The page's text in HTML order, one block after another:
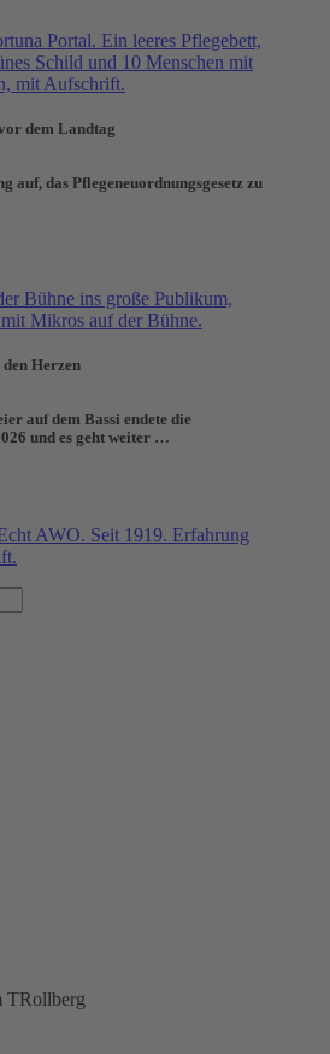
dem Landtag
auf, das Pflegeneuordnungsgesetz zu
den Herzen
auf dem Bassi endete die
und es geht weiter …
TRollberg